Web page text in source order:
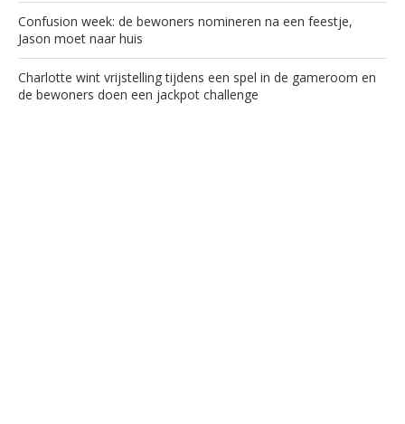
Confusion week: de bewoners nomineren na een feestje,
Jason moet naar huis
Charlotte wint vrijstelling tijdens een spel in de gameroom en
de bewoners doen een jackpot challenge